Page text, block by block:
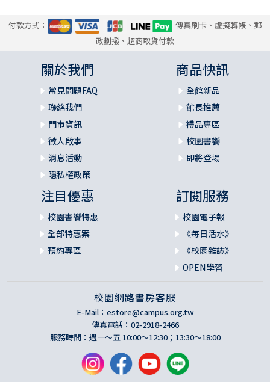
付款方式：
傳真刷卡、虛擬轉帳、郵
政劃撥、超商取貨付款
關於我們
常見問題FAQ
聯絡我們
門市資訊
徵人啟事
消息活動
隱私權政策
商品快訊
全館新品
館長推薦
禮品專區
校園書饗
即將登場
注目優惠
校園書饗特惠
全部特惠案
預約專區
訂閱服務
校園電子報
《每日活水》
《校園雜誌》
OPEN學習
校園網路書房客服
E-Mail： estore@campus.org.tw
傳真電話：02-2918-2466
服務時間：週一～五 10:00～12:30；13:30～18:00